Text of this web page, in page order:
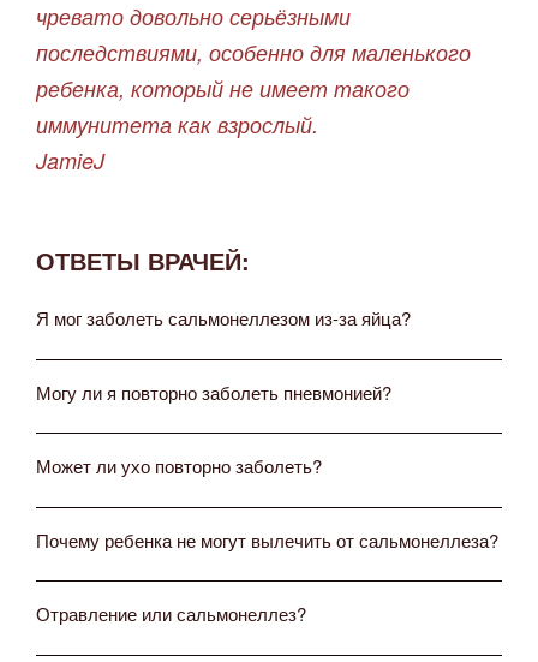
чревато довольно серьёзными
последствиями, особенно для маленького
ребенка, который не имеет такого
иммунитета как взрослый.
JamieJ
ОТВЕТЫ ВРАЧЕЙ:
Я мог заболеть сальмонеллезом из-за яйца?
Могу ли я повторно заболеть пневмонией?
Может ли ухо повторно заболеть?
Почему ребенка не могут вылечить от сальмонеллеза?
Отравление или сальмонеллез?